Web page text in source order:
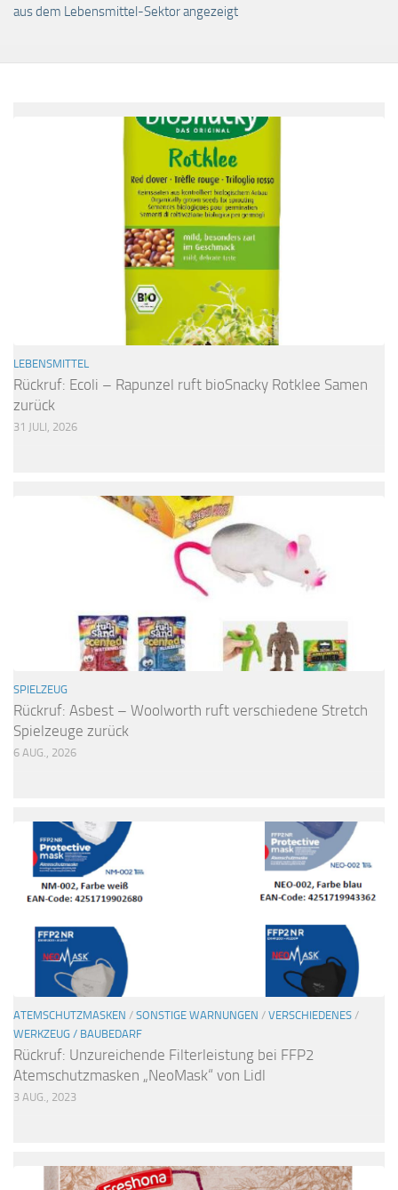
aus dem Lebensmittel-Sektor angezeigt
LEBENSMITTEL
Rückruf: Ecoli – Rapunzel ruft bioSnacky Rotklee Samen
zurück
31 JULI, 2026
SPIELZEUG
Rückruf: Asbest – Woolworth ruft verschiedene Stretch
Spielzeuge zurück
6 AUG., 2026
ATEMSCHUTZMASKEN / SONSTIGE WARNUNGEN / VERSCHIEDENES /
WERKZEUG / BAUBEDARF
Rückruf: Unzureichende Filterleistung bei FFP2
Atemschutzmasken „NeoMask“ von Lidl
3 AUG., 2023